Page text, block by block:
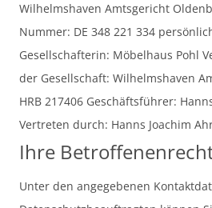
Wilhelmshaven Amtsgericht
Nummer: DE 348 221 334
Gesellschafterin: Möbelhaus Pohl
der Gesellschaft: Wilhelmshaven
HRB 217406 Geschäftsführer:
Vertreten durch: Hanns Joachim
Ihre
Unter den angegebenen